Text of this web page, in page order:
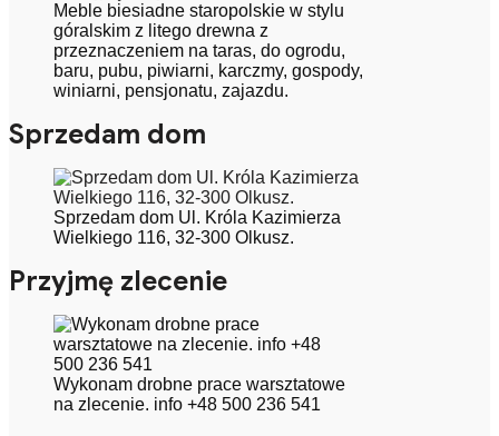
Meble biesiadne staropolskie w stylu
góralskim z litego drewna z
przeznaczeniem na taras, do ogrodu,
baru, pubu, piwiarni, karczmy, gospody,
winiarni, pensjonatu, zajazdu.
Sprzedam dom
Sprzedam dom Ul. Króla Kazimierza
Wielkiego 116, 32-300 Olkusz.
Przyjmę zlecenie
Wykonam drobne prace warsztatowe
na zlecenie. info +48 500 236 541